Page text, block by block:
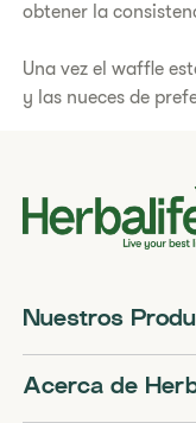
obtener la
Una vez el waffle
y las nueces de
Nuestros
Acerca de